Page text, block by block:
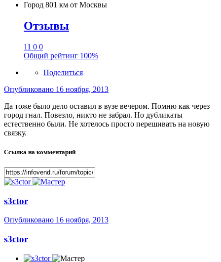
Город 801 км от Москвы
Отзывы
11 0 0
Общий рейтинг 100%
Поделиться
Опубликовано 16 ноября, 2013
Да тоже было дело оставил в вузе вечером. Помню как через
город гнал. Повезло, никто не забрал. Но дубликаты
естественно были. Не хотелось просто перешивать на новую
связку.
Ссылка на комментарий
s3ctor
Опубликовано 16 ноября, 2013
s3ctor